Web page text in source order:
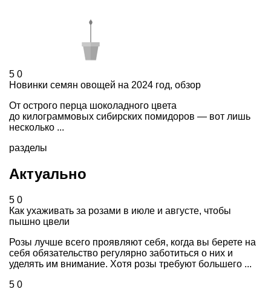
5 0
Новинки семян овощей на 2024 год, обзор
От острого перца шоколадного цвета
до килограммовых сибирских помидоров — вот лишь
несколько ...
разделы
Актуально
5 0
Как ухаживать за розами в июле и августе, чтобы
пышно цвели
Розы лучше всего проявляют себя, когда вы берете на
себя обязательство регулярно заботиться о них и
уделять им внимание. Хотя розы требуют большего ...
5 0